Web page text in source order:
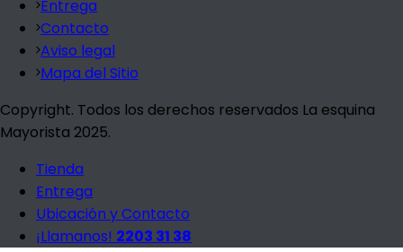
Entrega
Contacto
Aviso legal
Mapa del Sitio
Copyright. Todos los derechos reservados La esquina
Mayorista 2025.
Tienda
Entrega
Ubicación y Contacto
¡Llamanos! 2203 31 38